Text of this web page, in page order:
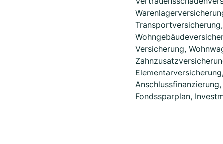
Transportversicherung,
Versicherung,
Elementarversicherung,
Fondssparplan,